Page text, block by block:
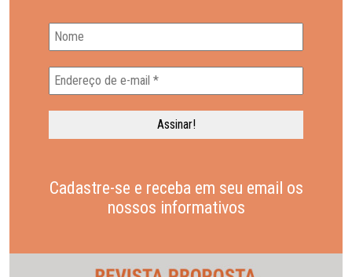
Cadastre-se e receba em seu email os
nossos informativos